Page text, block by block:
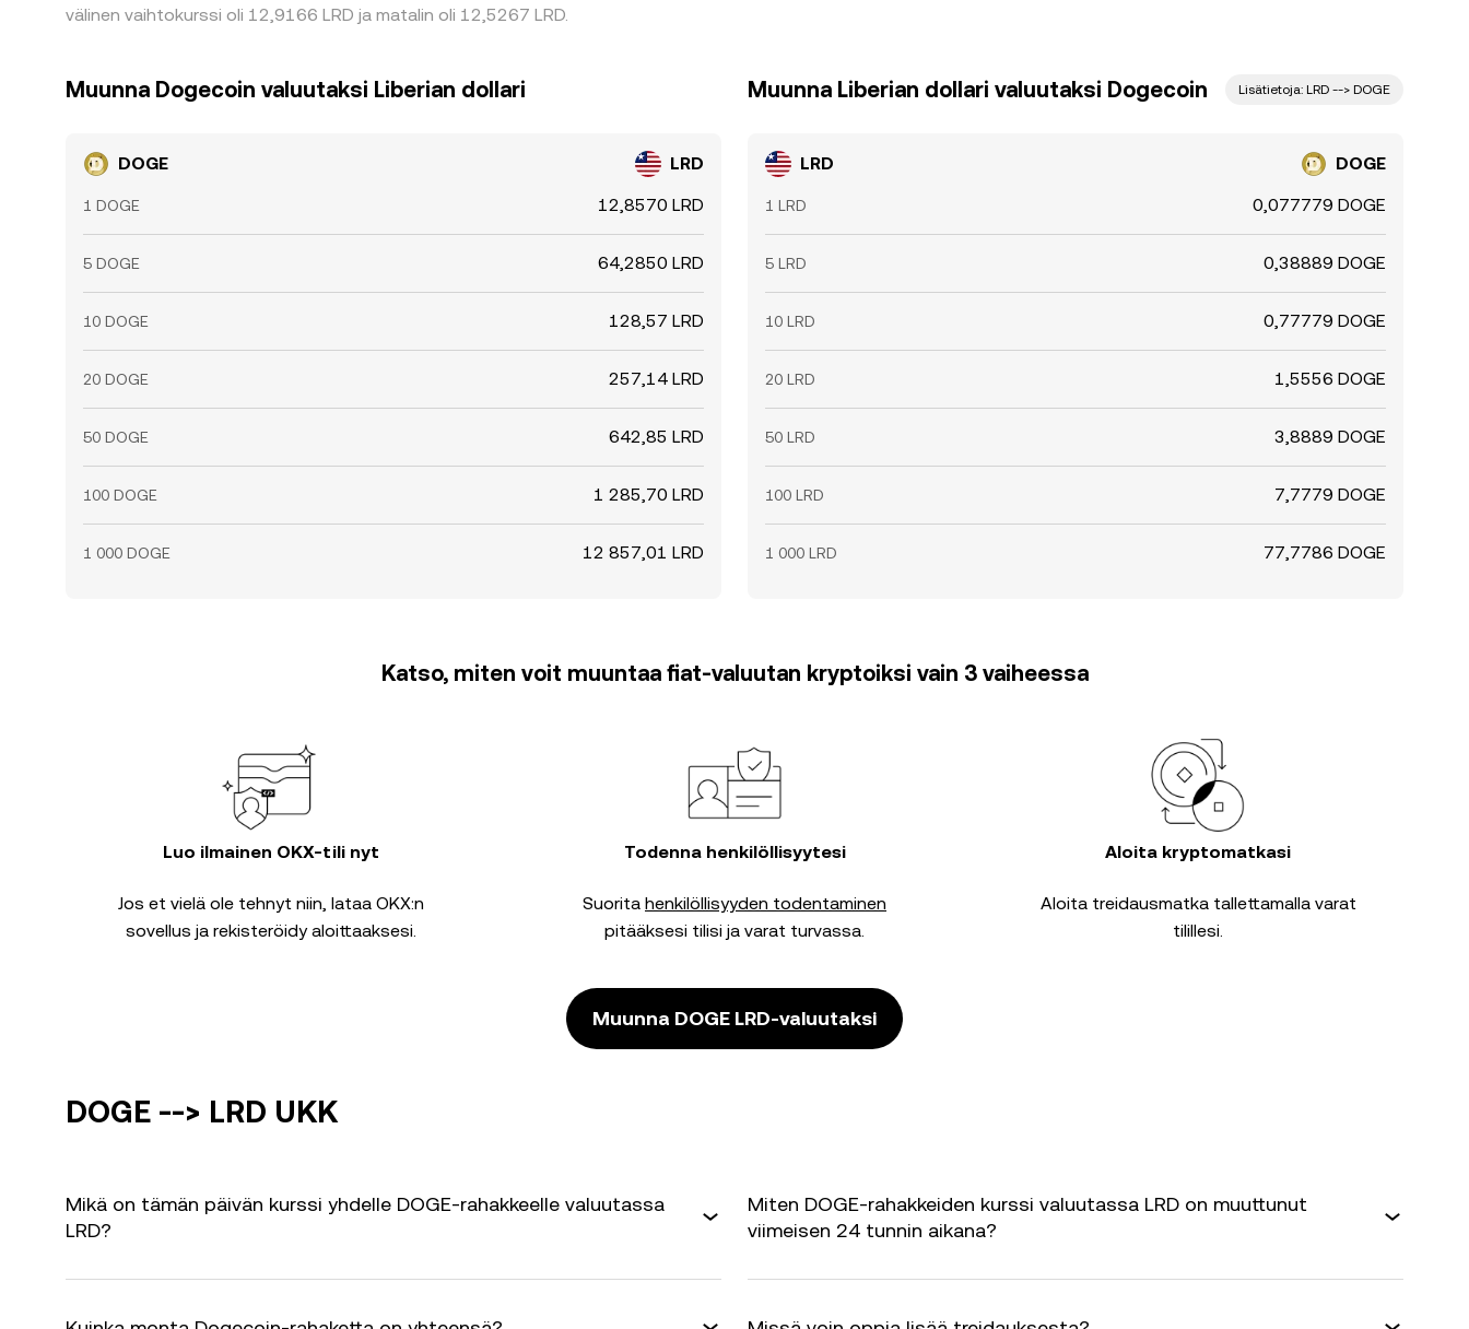
välinen vaihtokurssi oli 12,9166 LRD ja matalin oli 12,5267 LRD.
Muunna Dogecoin valuutaksi Liberian dollari
DOGE LRD
1 DOGE 12,8570 LRD
5 DOGE 64,2850 LRD
10 DOGE 128,57 LRD
20 DOGE 257,14 LRD
50 DOGE 642,85 LRD
100 DOGE 1 285,70 LRD
1 000 DOGE 12 857,01 LRD
Muunna Liberian dollari valuutaksi Dogecoin Lisätietoja: LRD --> DOGE
LRD DOGE
1 LRD 0,077779 DOGE
5 LRD 0,38889 DOGE
10 LRD 0,77779 DOGE
20 LRD 1,5556 DOGE
50 LRD 3,8889 DOGE
100 LRD 7,7779 DOGE
1 000 LRD 77,7786 DOGE
Katso, miten voit muuntaa fiat-valuutan kryptoiksi vain 3 vaiheessa
Luo ilmainen OKX-tili nyt
Jos et vielä ole tehnyt niin, lataa OKX:n
sovellus ja rekisteröidy aloittaaksesi.
Todenna henkilöllisyytesi
Suorita henkilöllisyyden todentaminen
pitääksesi tilisi ja varat turvassa.
Aloita kryptomatkasi
Aloita treidausmatka tallettamalla varat
tilillesi.
Muunna DOGE LRD-valuutaksi
DOGE --> LRD UKK
Mikä on tämän päivän kurssi yhdelle DOGE-rahakkeelle valuutassa
LRD?
Miten DOGE-rahakkeiden kurssi valuutassa LRD on muuttunut
viimeisen 24 tunnin aikana?